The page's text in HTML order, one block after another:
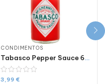
CONDIMENTOS
Tabasco Pepper Sauce 60 ml
3,99 €